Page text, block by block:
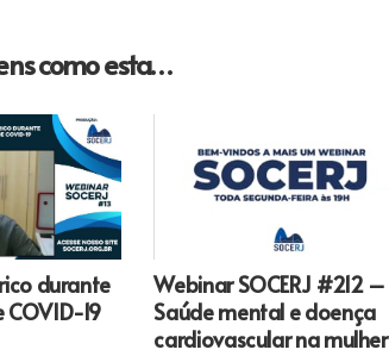
como esta…
durante
19
Webinar SOCERJ #212 –
Saúde mental e doença
cardiovascular na mulher